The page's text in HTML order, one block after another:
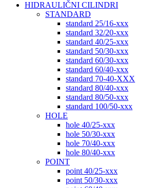
HIDRAULIČNI CILINDRI
STANDARD
standard 25/16-xxx
standard 32/20-xxx
standard 40/25-xxx
standard 50/30-xxx
standard 60/30-xxx
standard 60/40-xxx
standard 70-40-XXX
standard 80/40-xxx
standard 80/50-xxx
standard 100/50-xxx
HOLE
hole 40/25-xxx
hole 50/30-xxx
hole 70/40-xxx
hole 80/40-xxx
POINT
point 40/25-xxx
point 50/30-xxx